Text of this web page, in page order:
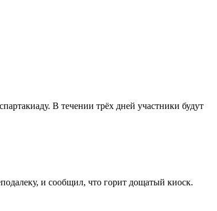
В течении трёх дней участники будут
и сообщил, что горит дощатый киоск.